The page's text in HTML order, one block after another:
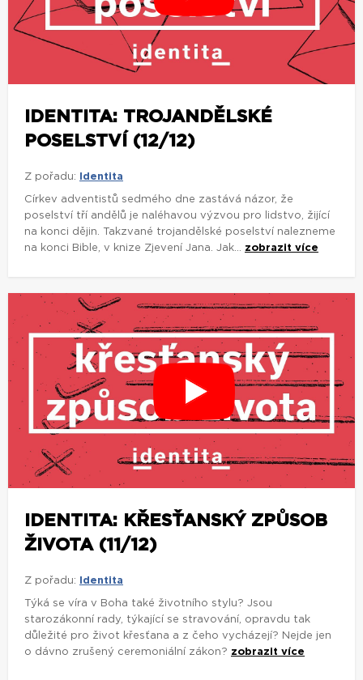
IDENTITA: TROJANDĚLSKÉ
POSELSTVÍ (12/12)
Z pořadu: Identita
Církev adventistů sedmého dne zastává názor, že
poselství tří andělů je naléhavou výzvou pro lidstvo, žijící
na konci dějin. Takzvané trojandělské poselství nalezneme
na konci Bible, v knize Zjevení Jana. Jak... zobrazit více
IDENTITA: KŘESŤANSKÝ ZPŮSOB
ŽIVOTA (11/12)
Z pořadu: Identita
Týká se víra v Boha také životního stylu? Jsou
starozákonní rady, týkající se stravování, opravdu tak
důležité pro život křesťana a z čeho vycházejí? Nejde jen
o dávno zrušený ceremoniální zákon? zobrazit více